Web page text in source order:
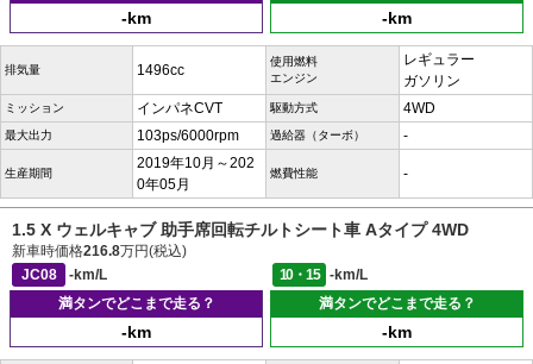
-km -km
排気量 1496cc
使用燃料
エンジン
レギュラー
ガソリン
ミッション インパネCVT 駆動方式 4WD
最大出力 103ps/6000rpm 過給器（ターボ） -
生産期間
2019年10月～202
0年05月
燃費性能 -
1.5 X ウェルキャブ 助手席回転チルトシート車 Aタイプ 4WD
新車時価格216.8万円(税込)
JC08
-km/L 10・15
-km/L
満タンでどこまで走る？
-km
満タンでどこまで走る？
-km